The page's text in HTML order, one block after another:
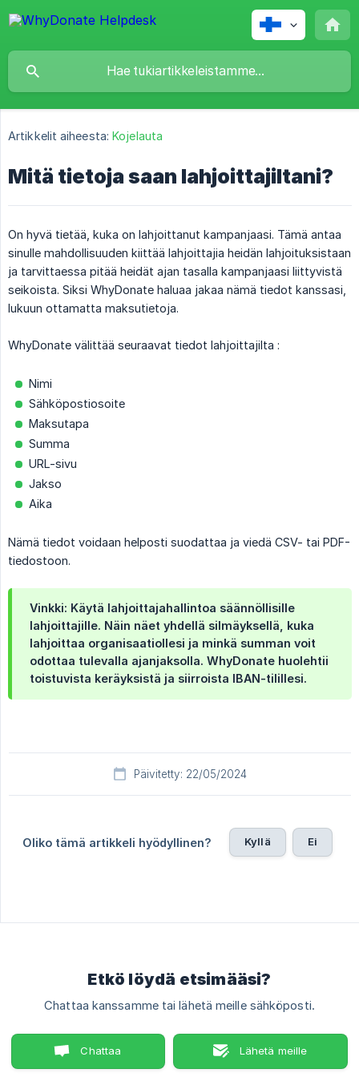
Artikkelit aiheesta: Kojelauta
Mitä tietoja saan lahjoittajiltani?
On hyvä tietää, kuka on lahjoittanut kampanjaasi. Tämä antaa
sinulle mahdollisuuden kiittää lahjoittajia heidän lahjoituksistaan
ja tarvittaessa pitää heidät ajan tasalla kampanjaasi liittyvistä
seikoista. Siksi WhyDonate haluaa jakaa nämä tiedot kanssasi,
lukuun ottamatta maksutietoja.
WhyDonate välittää seuraavat tiedot lahjoittajilta :
Nimi
Sähköpostiosoite
Maksutapa
Summa
URL-sivu
Jakso
Aika
Nämä tiedot voidaan helposti suodattaa ja viedä CSV- tai PDF-
tiedostoon.
Vinkki: Käytä lahjoittajahallintoa säännöllisille
lahjoittajille. Näin näet yhdellä silmäyksellä, kuka
lahjoittaa organisaatiollesi ja minkä summan voit
odottaa tulevalla ajanjaksolla. WhyDonate huolehtii
toistuvista keräyksistä ja siirroista IBAN-tilillesi.
Päivitetty: 22/05/2024
Oliko tämä artikkeli hyödyllinen? Kyllä Ei
Etkö löydä etsimääsi?
Chattaa kanssamme tai lähetä meille sähköposti.
Chattaa Lähetä meille